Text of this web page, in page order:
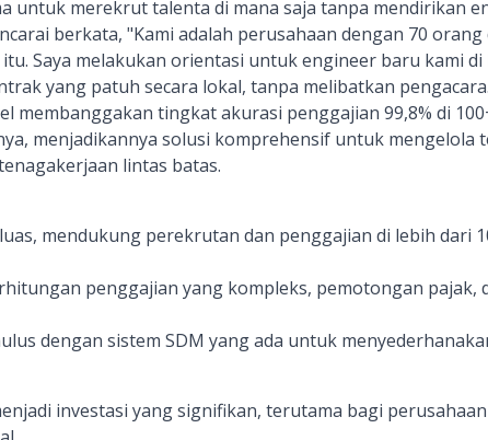
untuk merekrut talenta di mana saja tanpa mendirikan
berkata, "Kami adalah perusahaan dengan 70
Saya melakukan orientasi untuk engineer baru kami
yang patuh secara lokal, tanpa melibatkan
membanggakan tingkat akurasi penggajian 99,8% di
menjadikannya solusi komprehensif untuk mengelola
lintas batas.
mendukung perekrutan dan penggajian di lebih dari
penggajian yang kompleks, pemotongan pajak,
dengan sistem SDM yang ada untuk
investasi yang signifikan, terutama bagi